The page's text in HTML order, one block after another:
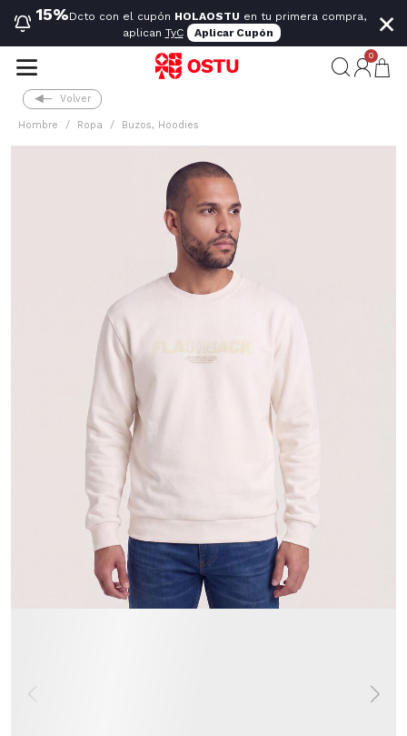
15%Dcto con el cupón HOLAOSTU en tu primera compra,
aplican TyC Aplicar Cupón ×
0
Volver
Hombre Ropa Buzos, Hoodies